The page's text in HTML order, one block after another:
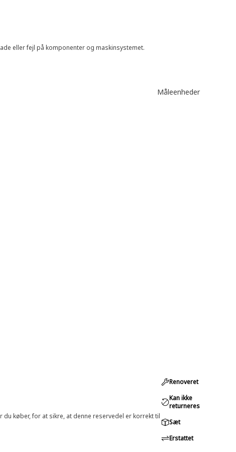
eller fejl på komponenter og maskinsystemet.
Måleenheder
køber, for at sikre, at denne reservedel er korrekt til
Renoveret
Kan ikke
returneres
Sæt
Erstattet